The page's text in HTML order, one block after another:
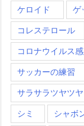
ケロイド ゲ
コレステロール
コロナウイルス
サッカーの練習
サラサラツヤツヤ
シミ シャボ